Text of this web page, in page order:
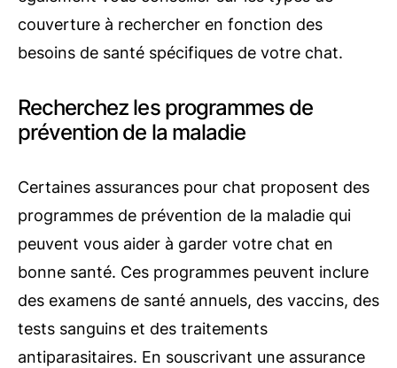
couverture à rechercher en fonction des
besoins de santé spécifiques de votre chat.
Recherchez les programmes de
prévention de la maladie
Certaines assurances pour chat proposent des
programmes de prévention de la maladie qui
peuvent vous aider à garder votre chat en
bonne santé. Ces programmes peuvent inclure
des examens de santé annuels, des vaccins, des
tests sanguins et des traitements
antiparasitaires. En souscrivant une assurance